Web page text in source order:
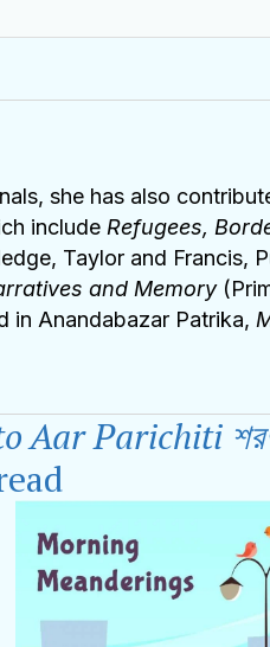
she has also
include Refugees,
Taylor and Francis,
and Memory
in Anandabazar Patrika,
of Existence
Peter Gatrell,
2025).Parichiti